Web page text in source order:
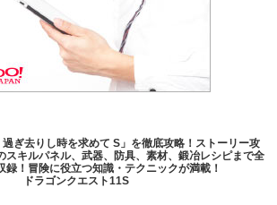
ぎ去りし時を求めて S」を徹底攻略！ストーリー攻
スキルパネル、武器、防具、素材、鍛冶レシピまで全
録！冒険に役立つ知識・テクニックが満載！
ドラゴンクエスト11S